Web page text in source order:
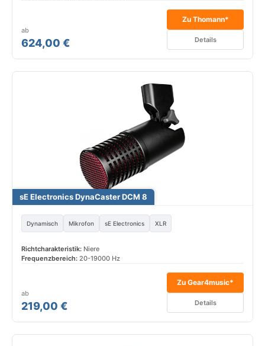
ab
624,00 €
Zu Thomann*
Details
sE Electronics DynaCaster DCM 8
Dynamisch Mikrofon sE Electronics XLR
Richtcharakteristik: Niere
Frequenzbereich: 20-19000 Hz
ab
219,00 €
Zu Gear4music*
Details